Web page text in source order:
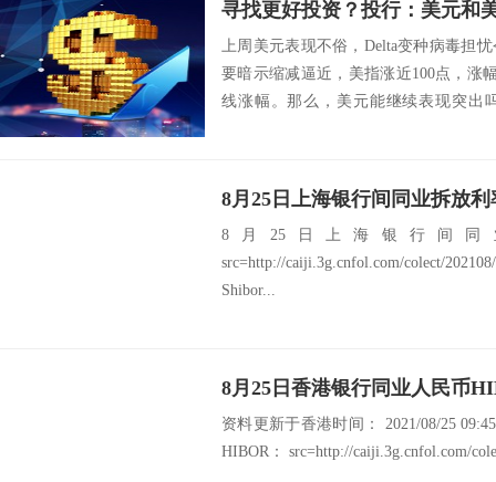
上周美元表现不俗，Delta变种病毒担
要暗示缩减逼近，美指涨近100点，涨
线涨幅。那么，美元能继续表现突出
8月25日上海银行间同业拆放利
8月25日上海银行间同
src=http://caiji.3g.cnfol.com/colect/
Shibor...
8月25日香港银行同业人民币
资料更新于香港时间： 2021/08/25
HIBOR： src=http://caiji.3g.cnfol.com/